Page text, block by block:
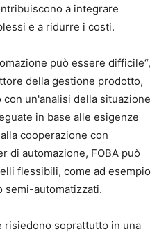
a integrare
e a ridurre i costi.
può essere difficile“,
della gestione prodotto,
con un'analisi della situazione
in base alle esigenze
cooperazione con
di automazione, FOBA può
flessibili, come ad esempio
semi-automatizzati.
risiedono soprattutto in una